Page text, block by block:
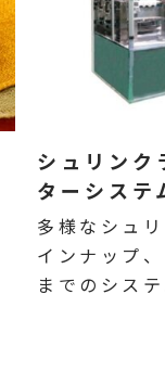
シュリンク
ターシステ
多様なシュ
インナップ
までのシス